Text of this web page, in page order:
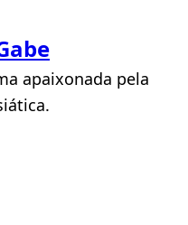
apaixonada pela